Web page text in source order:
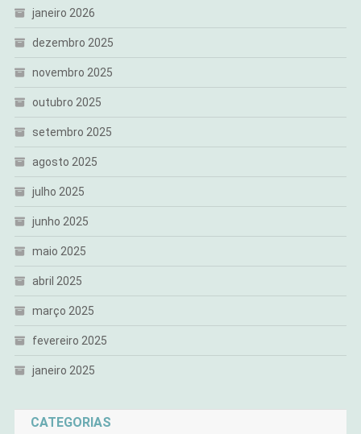
janeiro 2026
dezembro 2025
novembro 2025
outubro 2025
setembro 2025
agosto 2025
julho 2025
junho 2025
maio 2025
abril 2025
março 2025
fevereiro 2025
janeiro 2025
CATEGORIAS